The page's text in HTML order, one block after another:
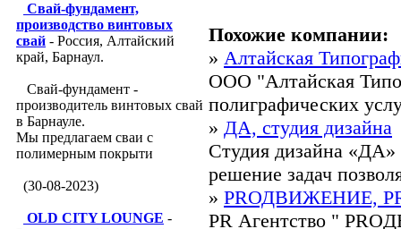
Свай-фундамент,
производство винтовых
свай - Россия, Алтайский
край, Барнаул.
Свай-фундамент -
производитель винтовых свай
в Барнауле.
Мы предлагаем сваи с
полимерным покрыти
(30-08-2023)
OLD CITY LOUNGE -
Похожие компании:
» Алтайская
ООО "Алтайская
полиграфических
» ДА, студия дизайна
Студия дизайна «ДА»
решение задач
» PRОДВИЖЕНИЕ, PR
PR Агентство "